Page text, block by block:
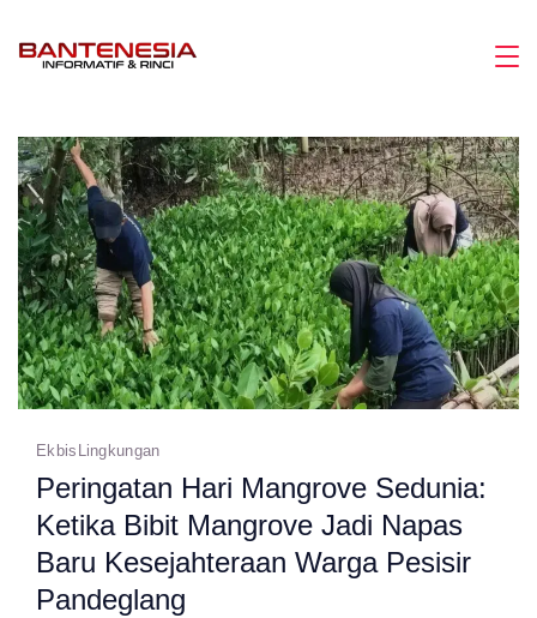
Ekbis Lingkungan
Peringatan Hari Mangrove Sedunia:
Ketika Bibit Mangrove Jadi Napas
Baru Kesejahteraan Warga Pesisir
Pandeglang